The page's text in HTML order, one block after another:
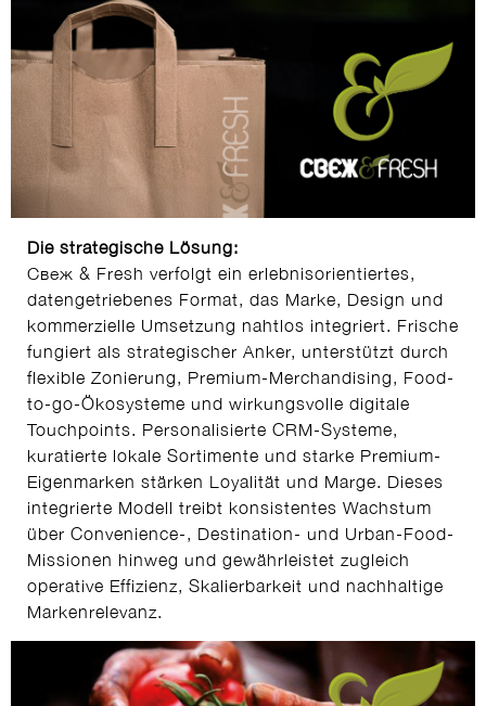
Die strategische Lösung:
Свеж & Fresh verfolgt ein erlebnisorientiertes,
datengetriebenes Format, das Marke, Design und
kommerzielle Umsetzung nahtlos integriert. Frische
fungiert als strategischer Anker, unterstützt durch
flexible Zonierung, Premium-Merchandising, Food-
to-go-Ökosysteme und wirkungsvolle digitale
Touchpoints. Personalisierte CRM-Systeme,
kuratierte lokale Sortimente und starke Premium-
Eigenmarken stärken Loyalität und Marge. Dieses
integrierte Modell treibt konsistentes Wachstum
über Convenience-, Destination- und Urban-Food-
Missionen hinweg und gewährleistet zugleich
operative Effizienz, Skalierbarkeit und nachhaltige
Markenrelevanz.